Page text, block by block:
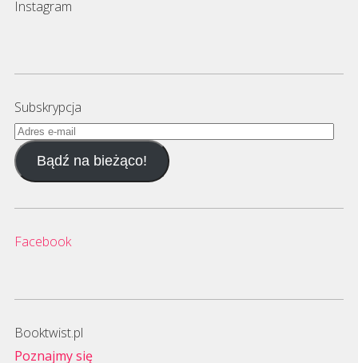
Instagram
Subskrypcja
Adres
e-
mailBądź na bieżąco!
Facebook
Booktwist.pl
Poznajmy się